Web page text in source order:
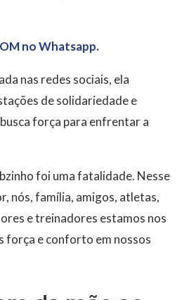
no Whatsapp.
nas redes sociais, ela
de solidariedade e
força para enfrentar a
foi uma fatalidade. Nesse
nós, família, amigos, atletas,
e treinadores estamos nos
força e conforto em nossos